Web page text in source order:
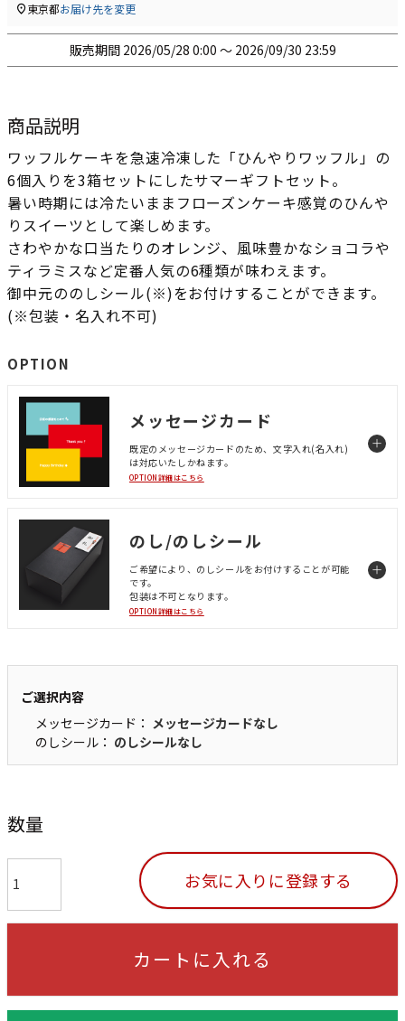
東京都お届け先を変更
販売期間 2026/05/28 0:00 〜 2026/09/30 23:59
商品説明
ワッフルケーキを急速冷凍した「ひんやりワッフル」の
6個入りを3箱セットにしたサマーギフトセット。
暑い時期には冷たいままフローズンケーキ感覚のひんや
りスイーツとして楽しめます。
さわやかな口当たりのオレンジ、風味豊かなショコラや
ティラミスなど定番人気の6種類が味わえます。
御中元ののしシール(※)をお付けすることができます。
(※包装・名入れ不可)
OPTION
メッセージカード
既定のメッセージカードのため、文字入れ(名入れ)
は対応いたしかねます。
OPTION詳細はこちら
のし/のしシール
ご希望により、のしシールをお付けすることが可能
です。
包装は不可となります。
OPTION詳細はこちら
ご選択内容
メッセージカード： メッセージカードなし
のしシール： のしシールなし
数量
お気に入りに登録する
カートに入れる